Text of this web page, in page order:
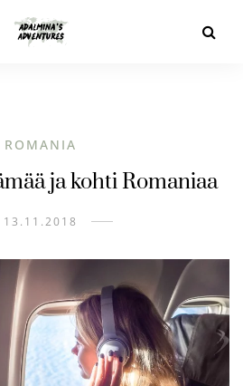
ROMANIA
ja kohti Romaniaa
13.11.2018